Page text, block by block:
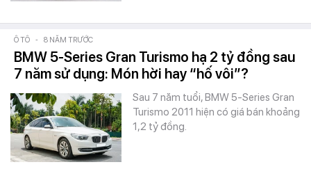
Ô TÔ - 8 NĂM TRƯỚC
BMW 5-Series Gran Turismo hạ 2 tỷ đồng sau
7 năm sử dụng: Món hời hay “hố vôi”?
Sau 7 năm tuổi, BMW 5-Series Gran
Turismo 2011 hiện có giá bán khoảng
1,2 tỷ đồng.